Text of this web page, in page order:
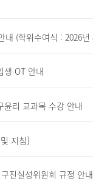
생 OT 안내
윤리 교과목 수강 안내
지침]
진실성위원회 규정 안내